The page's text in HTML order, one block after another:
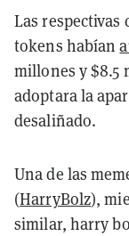
Las respectivas
tokens habían
millones y $8.5
adoptara la
desaliñado.
Una de las
(HarryBolz),
similar, harry